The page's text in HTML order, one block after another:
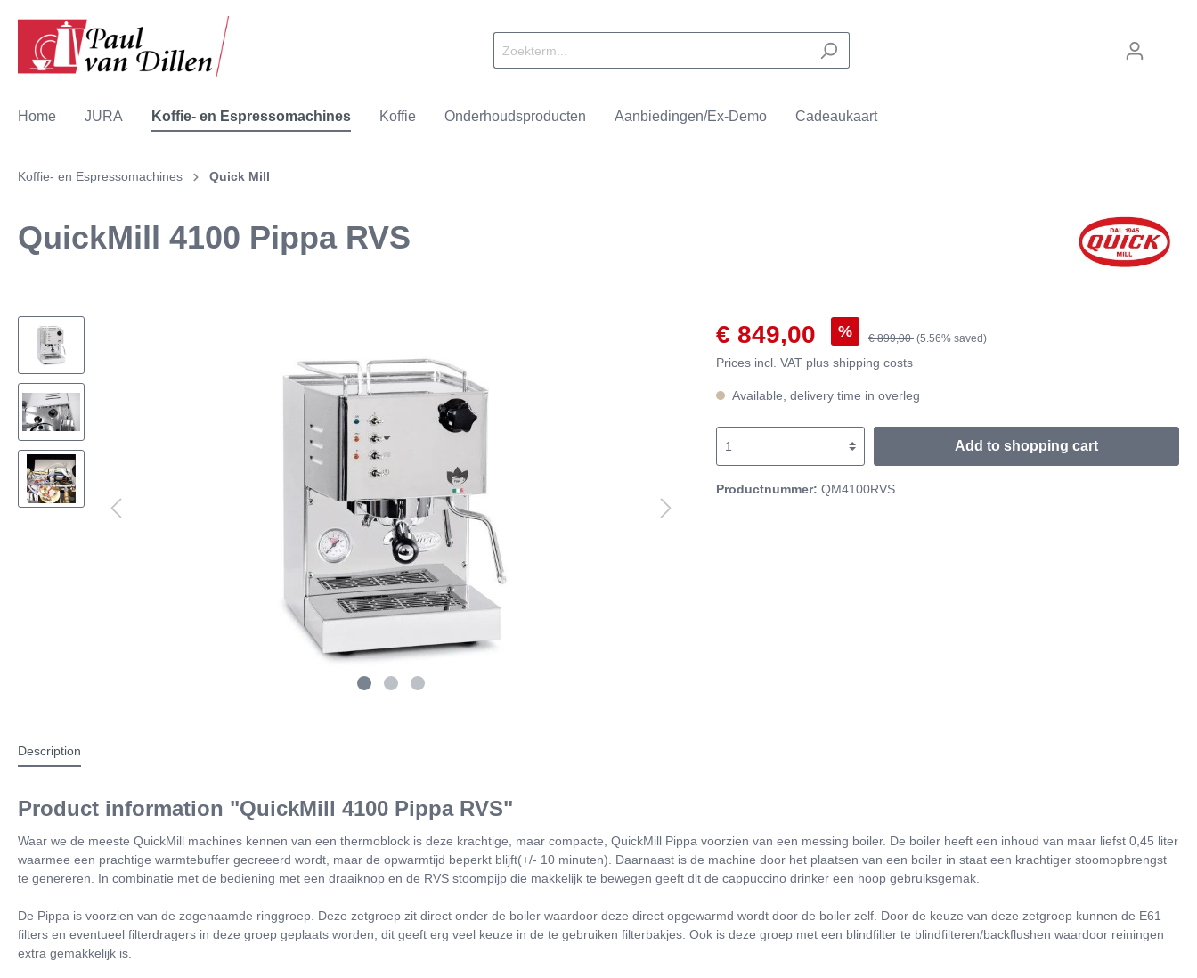
Home JURA Koffie- en Espressomachines Koffie Onderhoudsproducten Aanbiedingen/Ex-Demo Cadeaukaart
Show all JURA
Ontdek JURA Koffiemachines
Show all Koffie- en Espressomachines
ECM Quick Mill
Show all Koffie
Bocca Coffee Boot
Koffie- en Espressomachines Quick Mill
QuickMill 4100 Pippa RVS
€ 849,00 % € 899,00 (5.56% saved)
Prices incl. VAT plus shipping costs
Available, delivery time in overleg
Add to shopping cart
Productnummer: QM4100RVS
Description
Product information "QuickMill 4100 Pippa RVS"
Waar we de meeste QuickMill machines kennen van een thermoblock is deze krachtige, maar compacte, QuickMill Pippa voorzien van een messing boiler. De boiler heeft een inhoud van maar liefst 0,45 liter
waarmee een prachtige warmtebuffer gecreeerd wordt, maar de opwarmtijd beperkt blijft(+/- 10 minuten). Daarnaast is de machine door het plaatsen van een boiler in staat een krachtiger stoomopbrengst
te genereren. In combinatie met de bediening met een draaiknop en de RVS stoompijp die makkelijk te bewegen geeft dit de cappuccino drinker een hoop gebruiksgemak.
De Pippa is voorzien van de zogenaamde ringgroep. Deze zetgroep zit direct onder de boiler waardoor deze direct opgewarmd wordt door de boiler zelf. Door de keuze van deze zetgroep kunnen de E61
filters en eventueel filterdragers in deze groep geplaats worden, dit geeft erg veel keuze in de te gebruiken filterbakjes. Ook is deze groep met een blindfilter te blindfilteren/backflushen waardoor reiningen
extra gemakkelijk is.